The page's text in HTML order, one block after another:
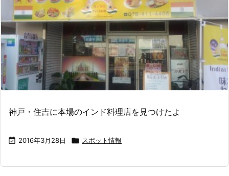
神戸・住吉に本場のインド料理店を見つけたよ
 2016年3月28日  スポット情報